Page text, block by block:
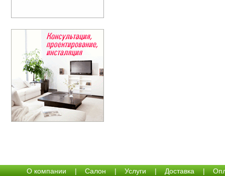
О компании | Салон | Услуги | Доставка |